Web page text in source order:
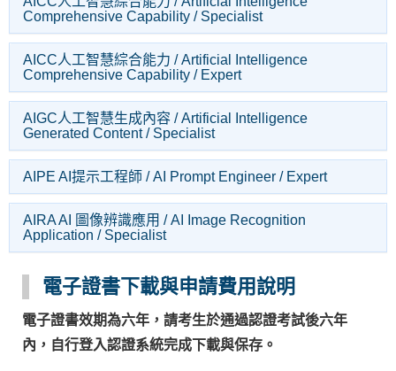
Comprehensive Capability / Specialist
AICC人工智慧綜合能力 / Artificial Intelligence
Comprehensive Capability / Expert
AIGC人工智慧生成內容 / Artificial Intelligence
Generated Content / Specialist
AIPE AI提示工程師 / AI Prompt Engineer / Expert
AIRA AI 圖像辨識應用 / AI Image Recognition
Application / Specialist
電子證書下載與申請費用說明
電子證書效期為六年，請考生於通過認證考試後六年
內，自行登入認證系統完成下載與保存。